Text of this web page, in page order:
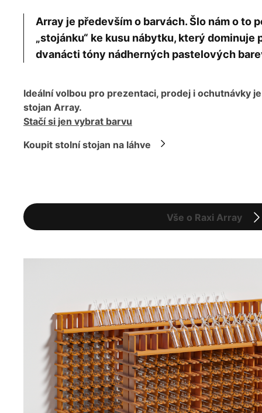
Array je především o barvách. Šlo nám o to
„stojánku“ ke kusu nábytku, který dominuje
dvanácti tóny nádherných pastelových
Vše o Raxi Array
Ideální volbou pro prezentaci, prodej i ochutnávky
stojan Array.
Stačí si jen vybrat barvu
Koupit stolní stojan na láhve